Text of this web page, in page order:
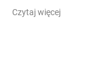
Czytaj więcej